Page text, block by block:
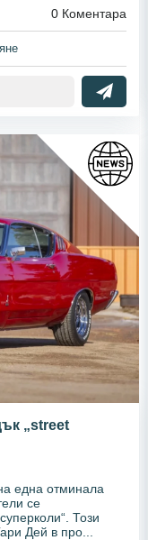
0 Коментара
„street
една отминала
се
Този
Дей в про...